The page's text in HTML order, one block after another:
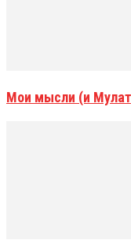
Мои мысли (и